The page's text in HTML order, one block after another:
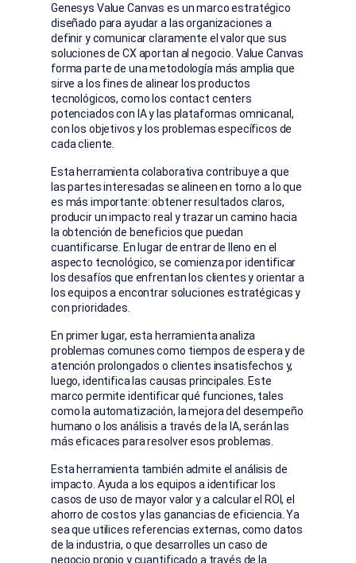
Genesys Value Canvas es un marco estratégico
diseñado para ayudar a las organizaciones a
definir y comunicar claramente el valor que sus
soluciones de CX aportan al negocio. Value Canvas
forma parte de una metodología más amplia que
sirve a los fines de alinear los productos
tecnológicos, como los contact centers
potenciados con IA y las plataformas omnicanal,
con los objetivos y los problemas específicos de
cada cliente.
Esta herramienta colaborativa contribuye a que
las partes interesadas se alineen en torno a lo que
es más importante: obtener resultados claros,
producir un impacto real y trazar un camino hacia
la obtención de beneficios que puedan
cuantificarse. En lugar de entrar de lleno en el
aspecto tecnológico, se comienza por identificar
los desafíos que enfrentan los clientes y orientar a
los equipos a encontrar soluciones estratégicas y
con prioridades.
En primer lugar, esta herramienta analiza
problemas comunes como tiempos de espera y de
atención prolongados o clientes insatisfechos y,
luego, identifica las causas principales. Este
marco permite identificar qué funciones, tales
como la automatización, la mejora del desempeño
humano o los análisis a través de la IA, serán las
más eficaces para resolver esos problemas.
Esta herramienta también admite el análisis de
impacto. Ayuda a los equipos a identificar los
casos de uso de mayor valor y a calcular el ROI, el
ahorro de costos y las ganancias de eficiencia. Ya
sea que utilices referencias externas, como datos
de la industria, o que desarrolles un caso de
negocio propio y cuantificado a través de la